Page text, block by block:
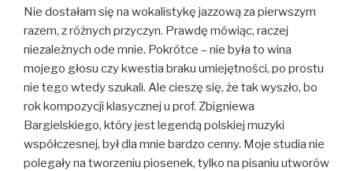
Nie dostałam się na wokalistykę jazzową za pierwszym
razem, z różnych przyczyn. Prawdę mówiąc, raczej
niezależnych ode mnie. Pokrótce – nie była to wina
mojego głosu czy kwestia braku umiejętności, po prostu
nie tego wtedy szukali. Ale cieszę się, że tak wyszło, bo
rok kompozycji klasycznej u prof. Zbigniewa
Bargielskiego, który jest legendą polskiej muzyki
współczesnej, był dla mnie bardzo cenny. Moje studia nie
polegały na tworzeniu piosenek, tylko na pisaniu utworów